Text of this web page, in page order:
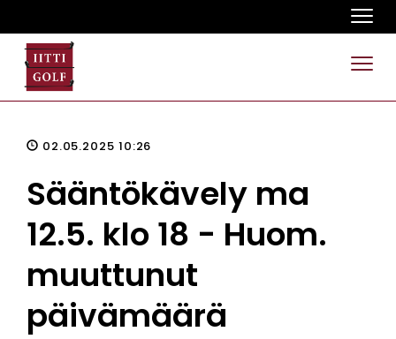
02.05.2025 10:26
Sääntökävely ma
12.5. klo 18 - Huom.
muuttunut
päivämäärä